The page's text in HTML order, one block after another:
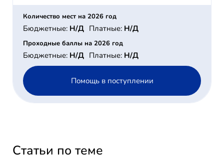
Количество мест на 2026 год
Бюджетные: Н/Д Платные: Н/Д
Проходные баллы на 2026 год
Бюджетные: Н/Д Платные: Н/Д
Помощь в поступлении
Статьи по теме